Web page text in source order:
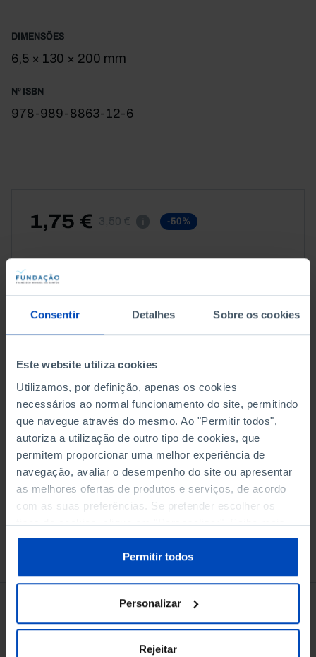
Consentir Detalhes Sobre os cookies
Este website utiliza cookies
Utilizamos, por definição, apenas os cookies
necessários ao normal funcionamento do site, permitindo
que navegue através do mesmo. Ao "Permitir todos",
autoriza a utilização de outro tipo de cookies, que
permitem proporcionar uma melhor experiência de
navegação, avaliar o desempenho do site ou apresentar
as melhores ofertas de produtos e serviços, de acordo
com as suas preferências. Se pretender escolher os
tipos de cookies, clique em "Personalizar". Saiba mais
sobre cookies através da gestão de preferências ou da
Política de Cookies.
Permitir todos
Personalizar
Rejeitar
DIMENSÕES
6,5 × 130 × 200 mm
Nº ISBN
978-989-8863-12-6
1,75 € 3,50 € -50%
CAPA MOLE
Adicionar ao cesto
eBook
Conheça também